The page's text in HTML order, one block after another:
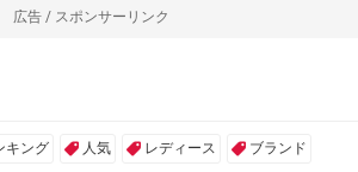
広告 / スポンサーリンク
キング 人気 レディース ブランド